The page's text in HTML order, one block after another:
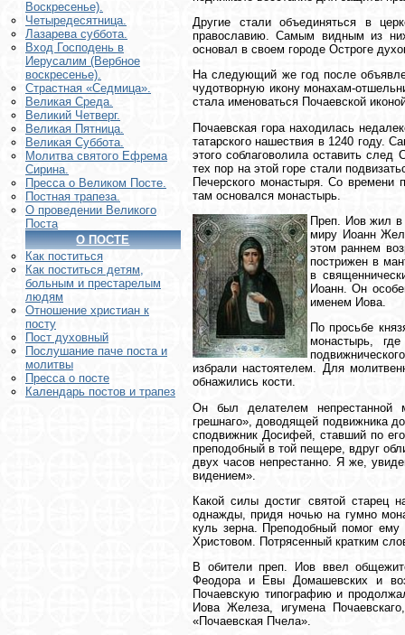
Воскресенье).
Четыредесятница.
Лазарева суббота.
Вход Господень в
Иерусалим (Вербное
воскресенье).
Страстная «Седмица».
Великая Среда.
Великий Четверг.
Великая Пятница.
Великая Суббота.
Молитва святого Ефрема
Сирина.
Пресса о Великом Посте.
Постная трапеза.
О проведении Великого
Поста
О ПОСТЕ
Как поститься
Как поститься детям,
больным и престарелым
людям
Отношение христиан к
посту
Пост духовный
Послушание паче поста и
молитвы
Пресса о посте
Календарь постов и трапез
Другие стали объединяться в
православию. Самым видным из них
основал в своем городе Остроге
На следующий же год после
чудотворную икону монахам-
стала именоваться Почаевской
Почаевская гора находилась
татарского нашествия в 1240 году.
этого соблаговолила оставить
тех пор на этой горе стали
Печерского монастыря. Со времени
там основался монастырь.
Преп. Иов жил в
миру Иоанн
этом раннем
пострижен в
в
Иоанн. Он
именем Иова.
По просьбе
монастырь,
избрали настоятелем. Для
обнажились кости.
Он был делателем
грешнаго», доводящей подвижника
сподвижник Досифей, ставший по
преподобный в той пещере, вдруг
двух часов непрестанно. Я же,
видением».
Какой силы достиг святой старец
однажды, придя ночью на гумно
куль зерна. Преподобный помог
Христовом. Потрясенный кратким
В обители преп. Иов ввел
Феодора и Евы Домашевских и
Почаевскую типографию и
Иова Железа, игумена
«Почаевская Пчела».